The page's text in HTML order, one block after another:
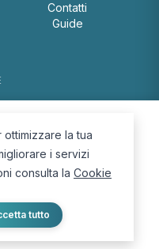
Contatti
Guide
la tua
i servizi
consulta la Cookie
tutto